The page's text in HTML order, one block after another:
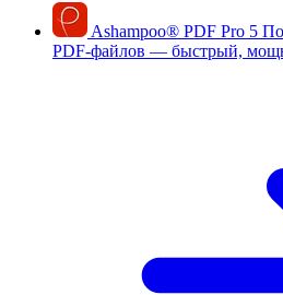
Ashampoo® PDF Pro 5
PDF-файлов — быстрый,